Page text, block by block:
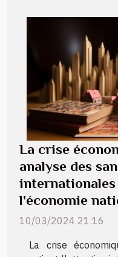
La crise
analyse des
l'économie
10/03/2024 21:16
La crise